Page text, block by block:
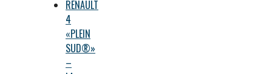
RENAULT
4
«PLEIN
SUD®»
–